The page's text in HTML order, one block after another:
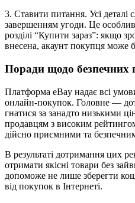
3. Ставити питання. Усі деталі
завершенням угоди. Це
розділі “Купити зараз”: якщо
внесена, акаунт покупця може
Поради щодо безпечних
Платформа eBay надає всі
онлайн-покупок. Головне —
гнатися за занадто низькими
продавцям з високим
дійсно приємними та
В результаті дотримання цих
отримати якісні товари без
допоможе не лише зберегти
від покупок в Інтернеті.